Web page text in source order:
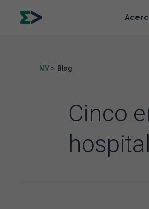
MV > Blog
Cinco